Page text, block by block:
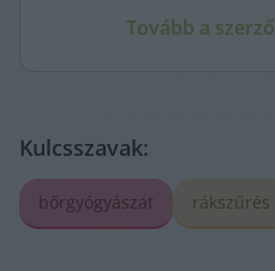
Tovább a
Kulcsszavak:
bőrgyógyászat rákszűrés